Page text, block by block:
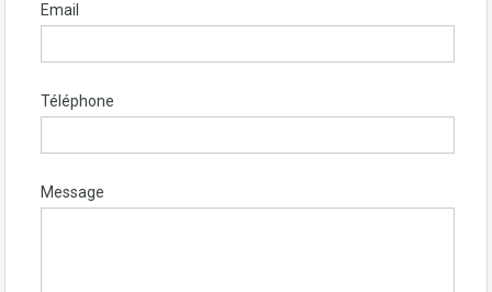
Email
Téléphone
Message